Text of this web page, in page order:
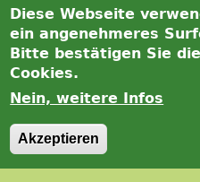
Diese Webseite
ein angenehmeres
Bitte bestätigen Sie
Cookies.
Nein, weitere Infos
Akzeptieren